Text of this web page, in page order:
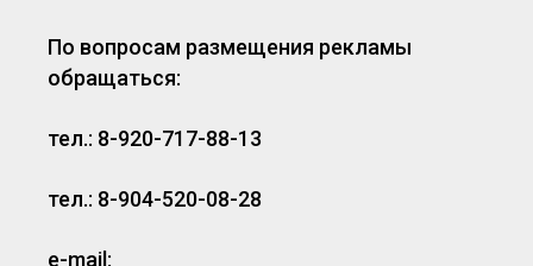
По вопросам размещения рекламы
обращаться:
тел.: 8-920-717-88-13
тел.: 8-904-520-08-28
e-mail: